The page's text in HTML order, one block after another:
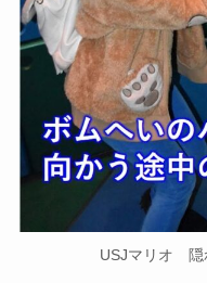
USJマリオ 隠